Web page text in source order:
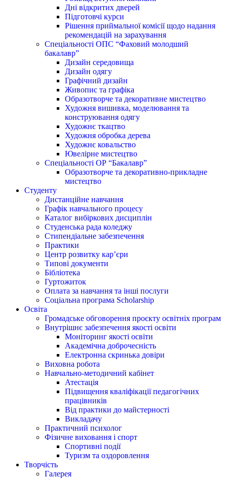
Дні відкритих дверей
Підготовчі курси
Рішення приймальної комісії щодо надання
рекомендацій на зарахування
Спеціальності ОПС “Фаховий молодший
бакалавр”
Дизайн середовища
Дизайн одягу
Графічний дизайн
Живопис та графіка
Образотворче та декоративне мистецтво
Художня вишивка, моделювання та
конструювання одягу
Художнє ткацтво
Художня обробка дерева
Художнє ковальство
Ювелірне мистецтво
Спеціальності ОР “Бакалавр”
Образотворче та декоративно-прикладне
мистецтво
Студенту
Дистанційне навчання
Графік навчального процесу
Каталог вибіркових дисциплін
Студенська рада коледжу
Стипендіальне забезпечення
Практики
Центр розвитку кар’єри
Типові документи
Бібліотека
Гуртожиток
Оплата за навчання та інші послуги
Соціальна програма Scholarship
Освіта
Громадське обговорення проєкту освітніх програм
Внутрішнє забезпечення якості освіти
Моніторинг якості освіти
Академічна доброчесність
Електронна скринька довіри
Виховна робота
Навчально-методичний кабінет
Атестація
Підвищення кваліфікації педагогічних
працівників
Від практики до майстерності
Викладачу
Практичний психолог
Фізичне виховання і спорт
Спортивні події
Туризм та оздоровлення
Творчість
Галерея